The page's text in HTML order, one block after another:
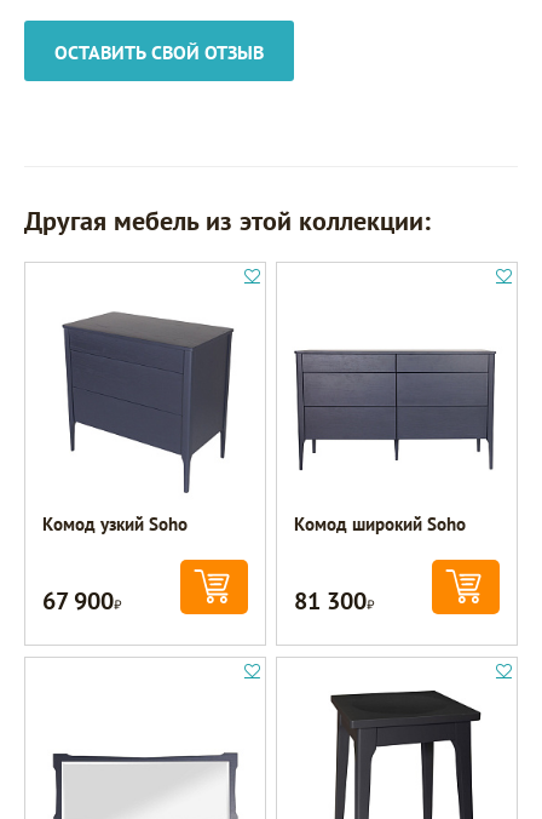
ОСТАВИТЬ СВОЙ ОТЗЫВ
Другая мебель из этой коллекции:
Комод узкий Soho
67 900Р
Комод широкий Soho
81 300Р